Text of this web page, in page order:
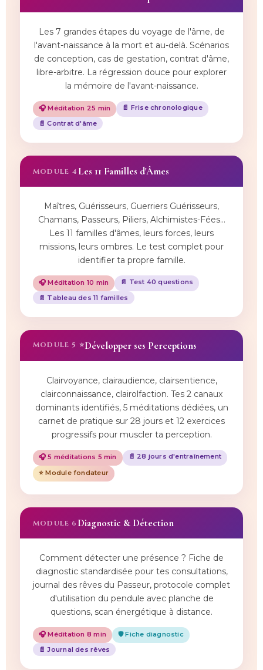
Les 7 grandes étapes du voyage de l'âme, de
l'avant-naissance à la mort et au-delà. Scénarios
de conception, cas de gestation, contrat d'âme,
libre-arbitre. La régression douce pour explorer
la mémoire de l'avant-naissance.
🎧 Méditation 25 min
📄 Frise chronologique
📄 Contrat d'âme
MODULE 4 Les 11 Familles d'Âmes
Maîtres, Guérisseurs, Guerriers Guérisseurs,
Chamans, Passeurs, Piliers, Alchimistes-Fées…
Les 11 familles d'âmes, leurs forces, leurs
missions, leurs ombres. Le test complet pour
identifier ta propre famille.
🎧 Méditation 10 min
📄 Test 40 questions
📄 Tableau des 11 familles
MODULE 5 ⭐Développer ses Perceptions
Clairvoyance, clairaudience, clairsentience,
clairconnaissance, clairolfaction. Tes 2 canaux
dominants identifiés, 5 méditations dédiées, un
carnet de pratique sur 28 jours et 12 exercices
progressifs pour muscler ta perception.
🎧 5 méditations 5 min
📄 28 jours d'entraînement
⭐ Module fondateur
MODULE 6 Diagnostic & Détection
Comment détecter une présence ? Fiche de
diagnostic standardisée pour tes consultations,
journal des rêves du Passeur, protocole complet
d'utilisation du pendule avec planche de
questions, scan énergétique à distance.
🎧 Méditation 8 min
🛡️ Fiche diagnostic
📄 Journal des rêves